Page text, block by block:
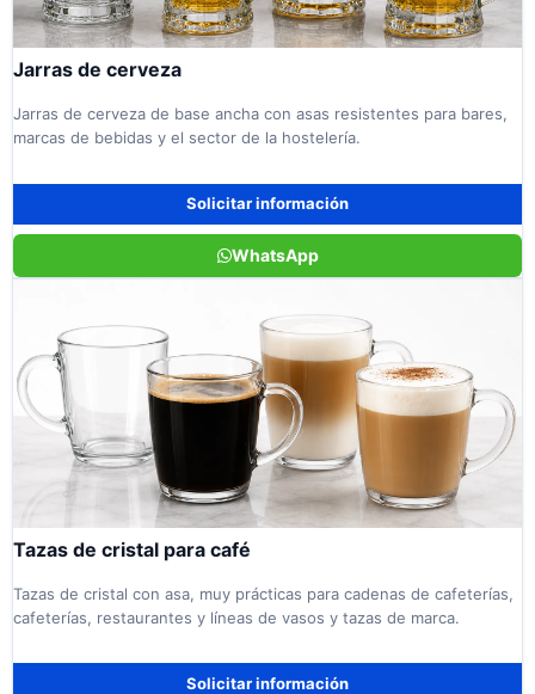
Jarras de cerveza
Jarras de cerveza de base ancha con asas resistentes para bares,
marcas de bebidas y el sector de la hostelería.
Solicitar información
WhatsApp
Tazas de cristal para café
Tazas de cristal con asa, muy prácticas para cadenas de cafeterías,
cafeterías, restaurantes y líneas de vasos y tazas de marca.
Solicitar información